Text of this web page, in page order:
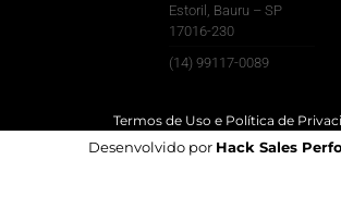
Estoril, Bauru – SP
17016-230
(14) 99117-0089
Termos de Uso e Política de
Desenvolvido por Hack Sales